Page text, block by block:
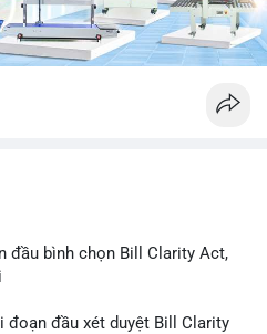
đầu bình chọn Bill Clarity Act,
đoạn đầu xét duyệt Bill Clarity